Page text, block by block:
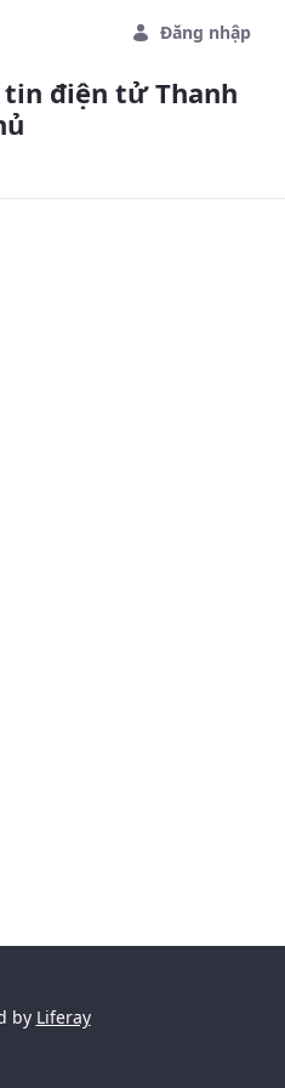
Đăng nhập
điện tử Thanh
by Liferay